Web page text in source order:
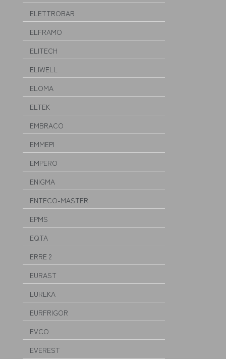
ELETTROBAR
ELFRAMO
ELITECH
ELIWELL
ELOMA
ELTEK
EMBRACO
EMMEPI
EMPERO
ENIGMA
ENTECO-MASTER
EPMS
EQTA
ERRE 2
EURAST
EUREKA
EURFRIGOR
EVCO
EVEREST